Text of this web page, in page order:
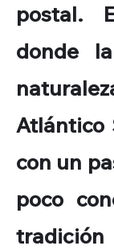
postal.
donde
Atlántico
con un
poco